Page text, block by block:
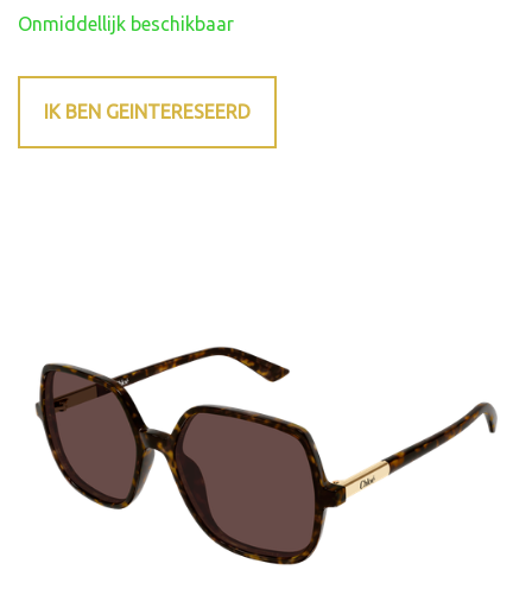
Onmiddellijk beschikbaar
IK BEN GEINTERESEERD